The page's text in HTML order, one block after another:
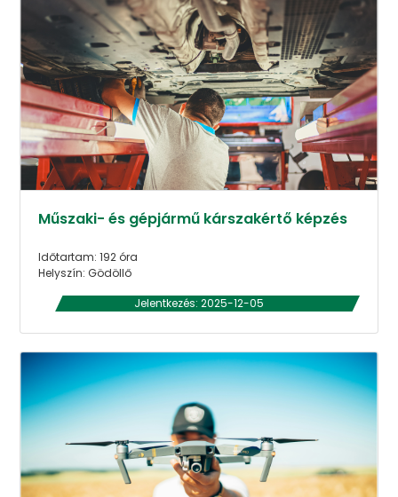
Műszaki- és gépjármű kárszakértő képzés
Időtartam: 192 óra
Helyszín: Gödöllő
Jelentkezés: 2025-12-05